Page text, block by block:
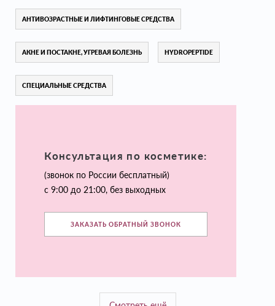
АНТИВОЗРАСТНЫЕ И ЛИФТИНГОВЫЕ СРЕДСТВА
АКНЕ И ПОСТАКНЕ, УГРЕВАЯ БОЛЕЗНЬ HYDROPEPTIDE
СПЕЦИАЛЬНЫЕ СРЕДСТВА
Консультация по косметике:
(звонок по России бесплатный)
с 9:00 до 21:00, без выходных
ЗАКАЗАТЬ ОБРАТНЫЙ ЗВОНОК